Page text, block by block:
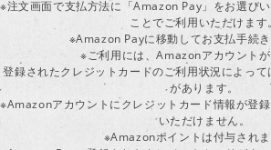
※注文画面で支払方法に「Amazon Pay」をお選び
ことでご利用いただけます。
※Amazon Payに移動してお支払手続き
※ご利用には、Amazonアカウントが
登録されたクレジットカードのご利用状況によっ
があります。
※Amazonアカウントにクレジットカード情報が登
いただけません。
※Amazonポイントは付与されま